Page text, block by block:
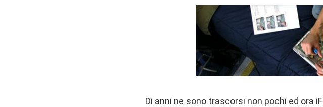
Di anni ne sono trascorsi non pochi ed ora